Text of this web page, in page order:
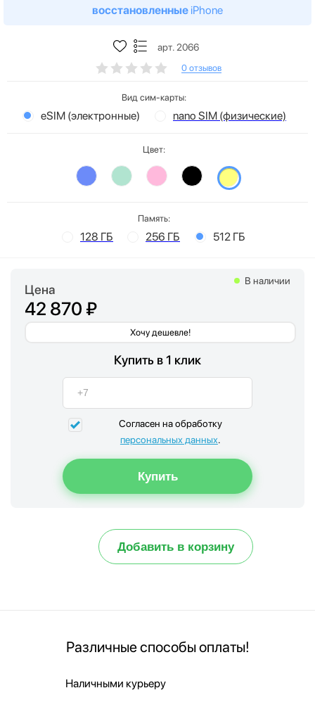
восстановленные iPhone
арт. 2066
0 отзывов
Вид сим-карты:
eSIM (электронные) nano SIM (физические)
Цвет:
Память:
128 ГБ 256 ГБ 512 ГБ
Цена
42 870 ₽
Хочу дешевле!
В наличии
Купить в 1 клик
Согласен на обработку
персональных данных.
Добавить в корзину
Различные способы оплаты!
Наличными курьеру